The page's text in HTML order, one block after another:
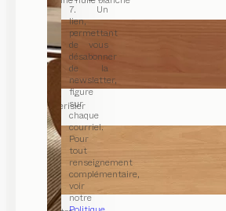
7. Un
lien,
permettant
de vous
désabonner
de la
newsletter,
figure
sur
chaque
courriel.
Pour
tout
renseignement
complémentaire,
voir
notre
merisier